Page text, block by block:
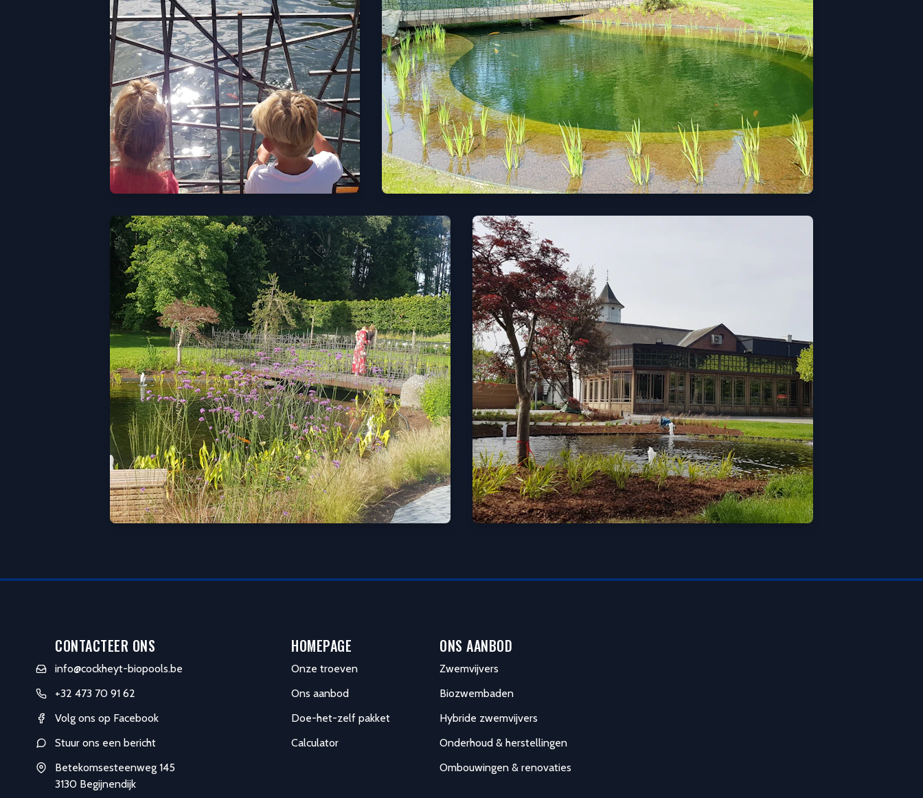
CONTACTEER ONS
info@cockheyt-biopools.be
+32 473 70 91 62
Volg ons op Facebook
Stuur ons een bericht
Betekomsesteenweg 145
3130 Begijnendijk
HOMEPAGE
Onze troeven
Ons aanbod
Doe-het-zelf pakket
Calculator
ONS AANBOD
Zwemvijvers
Biozwembaden
Hybride zwemvijvers
Onderhoud & herstellingen
Ombouwingen & renovaties